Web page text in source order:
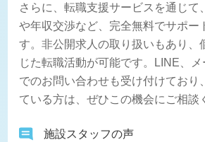
さらに、転職支援サービスを通じて
や年収交渉など、完全無料でサポー
す。非公開求人の取り扱いもあり、
じた転職活動が可能です。LINE、
でのお問い合わせも受け付けており
ている方は、ぜひこの機会にご相談
施設スタッフの声